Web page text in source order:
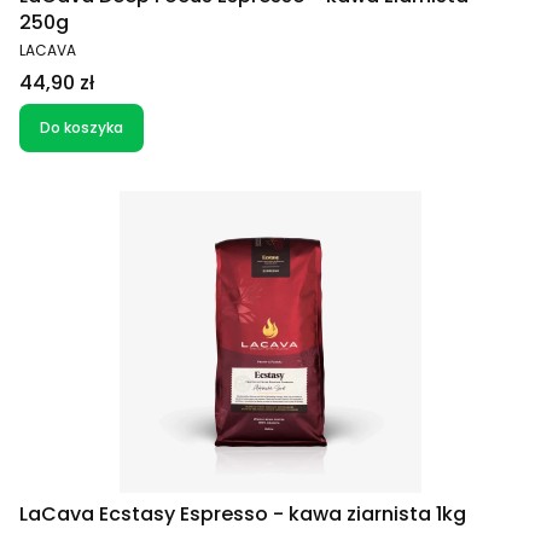
250g
PRODUCENT
LACAVA
Cena
44,90 zł
Do koszyka
LaCava Ecstasy Espresso - kawa ziarnista 1kg